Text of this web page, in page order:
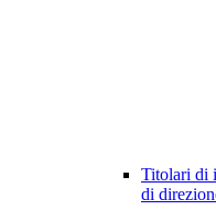
Titolari di
di